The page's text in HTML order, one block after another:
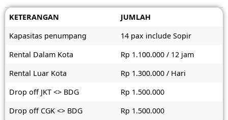
KETERANGAN
JUMLAH
Kapasitas penumpang
14 pax include Sopir
Rental Dalam Kota
Rp 1.100.000 / 12 jam
Rental Luar Kota
Rp 1.300.000 / Hari
Drop off JKT <> BDG
Rp 1.500.000
Drop off CGK <> BDG
Rp 1.500.000